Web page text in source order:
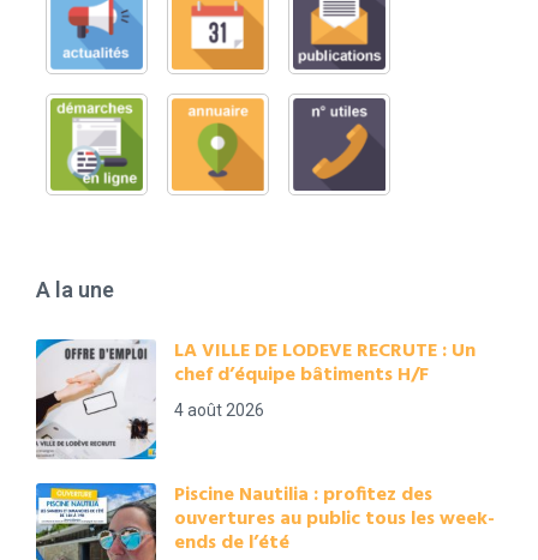
A la une
LA VILLE DE LODEVE RECRUTE : Un
chef d’équipe bâtiments H/F
4 août 2026
Piscine Nautilia : profitez des
ouvertures au public tous les week-
ends de l’été